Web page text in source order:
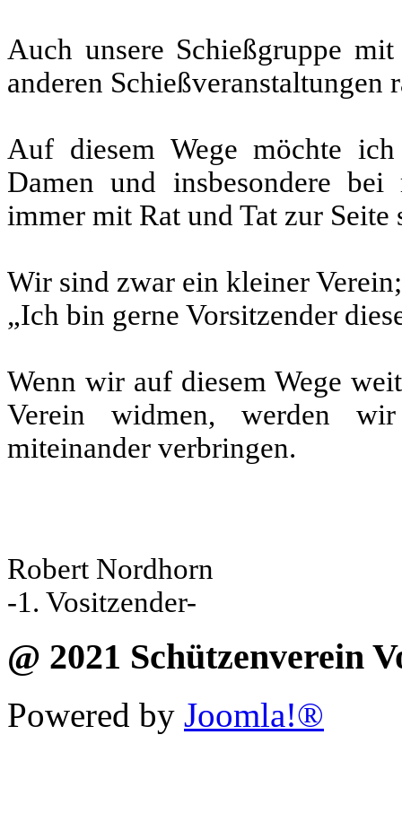
Auch unsere Schießgruppe
anderen Schießveranstaltungen
Auf diesem Wege möchte
Damen und insbesondere
immer mit Rat und Tat zur Seite
Wir sind zwar ein kleiner
„Ich bin gerne Vorsitzender
Wenn wir auf diesem Wege
Verein widmen, werden
miteinander verbringen.
Robert Nordhorn
-1. Vositzender-
@ 2021 Schützenverein
Powered by Joomla!®